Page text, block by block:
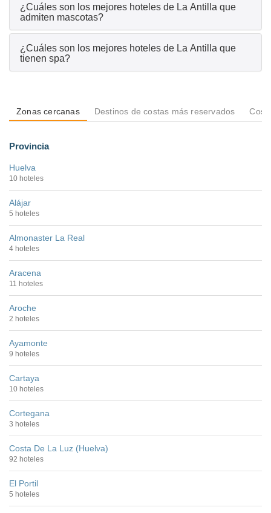
¿Cuáles son los mejores hoteles de La Antilla que
admiten mascotas?
¿Cuáles son los mejores hoteles de La Antilla que
tienen spa?
Zonas cercanas Destinos de costas más reservados
Provincia
Huelva
10 hoteles
Alájar
5 hoteles
Almonaster La Real
4 hoteles
Aracena
11 hoteles
Aroche
2 hoteles
Ayamonte
9 hoteles
Cartaya
10 hoteles
Cortegana
3 hoteles
Costa De La Luz (Huelva)
92 hoteles
El Portil
5 hoteles